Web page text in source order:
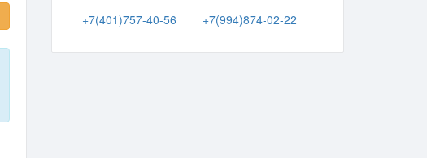
+7(401)757-40-56
+7(994)874-02-22